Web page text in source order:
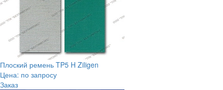
Плоский ремень TP5 H Ziligen
Цена: по запросу
Заказ